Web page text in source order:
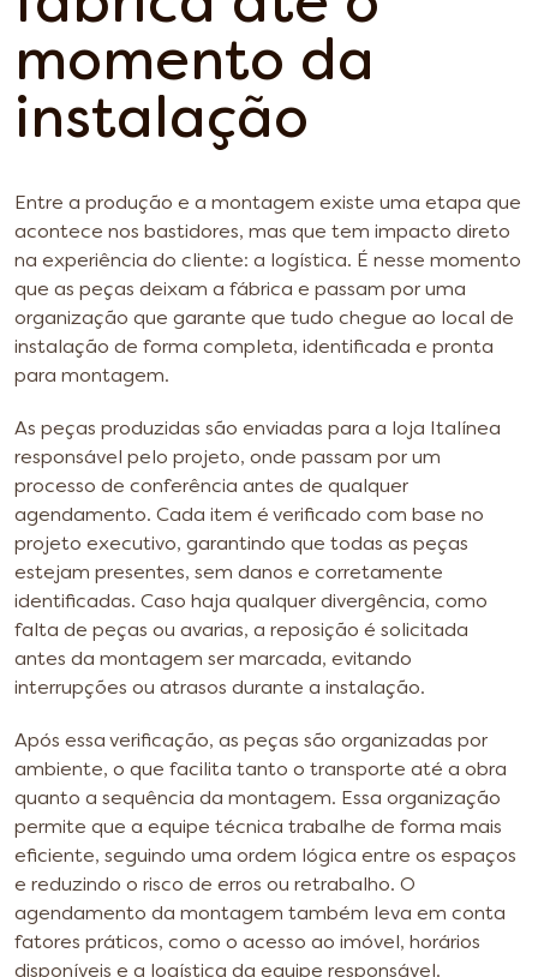
momento da
instalação
Entre a produção e a montagem existe uma etapa que
acontece nos bastidores, mas que tem impacto direto
na experiência do cliente: a logística. É nesse momento
que as peças deixam a fábrica e passam por uma
organização que garante que tudo chegue ao local de
instalação de forma completa, identificada e pronta
para montagem.
As peças produzidas são enviadas para a loja Italínea
responsável pelo projeto, onde passam por um
processo de conferência antes de qualquer
agendamento. Cada item é verificado com base no
projeto executivo, garantindo que todas as peças
estejam presentes, sem danos e corretamente
identificadas. Caso haja qualquer divergência, como
falta de peças ou avarias, a reposição é solicitada
antes da montagem ser marcada, evitando
interrupções ou atrasos durante a instalação.
Após essa verificação, as peças são organizadas por
ambiente, o que facilita tanto o transporte até a obra
quanto a sequência da montagem. Essa organização
permite que a equipe técnica trabalhe de forma mais
eficiente, seguindo uma ordem lógica entre os espaços
e reduzindo o risco de erros ou retrabalho. O
agendamento da montagem também leva em conta
fatores práticos, como o acesso ao imóvel, horários
disponíveis e a logística da equipe responsável.